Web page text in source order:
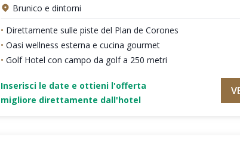
Brunico e dintorni
Direttamente sulle piste del Plan de Corones
Oasi wellness esterna e cucina gourmet
Golf Hotel con campo da golf a 250 metri
Inserisci le date e ottieni l'offerta
migliore direttamente dall'hotel